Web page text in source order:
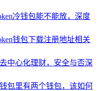
冷钱包能不能放，深度
钱包下载注册地址相关
中心化理财，安全与否深
包里有两个钱包，该如何